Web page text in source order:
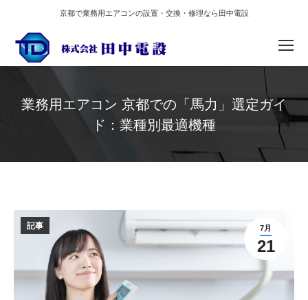
京都で業務用エアコンの設置・交換・修理なら田中電設
業務用エアコン 京都での「馬力」選定ガイ
ド：業種別最適機種
7月
21
記事